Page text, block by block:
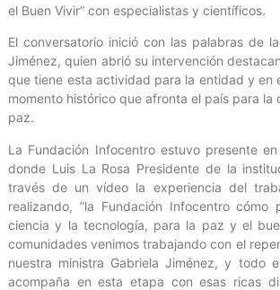
el Buen Vivir” con especialistas y científicos.
El conversatorio inició con las palabras de
Jiménez, quien abrió su intervención
que tiene esta actividad para la entidad y en
momento histórico que afronta el país para la
paz.
La Fundación Infocentro estuvo presente
donde Luis La Rosa Presidente de la
través de un vídeo la experiencia del
realizando, ”la Fundación Infocentro cómo
ciencia y la tecnología, para la paz y el
comunidades venimos trabajando con el
nuestra ministra Gabriela Jiménez, y todo
acompaña en esta etapa con esas ricas